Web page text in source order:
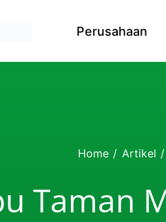
Perusahaan
Home / Artikel /
Taman